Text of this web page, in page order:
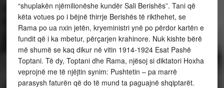
“shuplakën njëmilionëshe kundër Sali Berishës”. Tani që
këta votues po i bëjnë thirrje Berishës të rikthehet, se
Rama po ua nxin jetën, kryeministri ynë po përdor kartën e
fundit që i ka mbetur, përçarjen krahinore. Nuk kishte bërë
më shumë se kaq dikur në vitin 1914-1924 Esat Pashë
Toptani. Të dy, Toptani dhe Rama, njësoj si diktatori Hoxha
veprojnë me të njëjtin synim: Pushtetin – pa marrë
parasysh faturën që do të mund ta paguajnë shqiptarët.